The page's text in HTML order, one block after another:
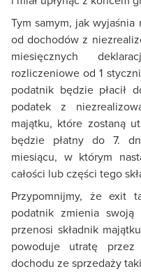
Tym samym, jak
od dochodów z
miesięcznych
rozliczeniowe od 1
podatnik będzie płacił
podatek z
majątku, które zostaną
będzie płatny do 7.
miesiącu, w którym
całości lub części tego
Przypomnijmy, że exit
podatnik zmienia
przenosi składnik
powoduje utratę
dochodu ze sprzedaży